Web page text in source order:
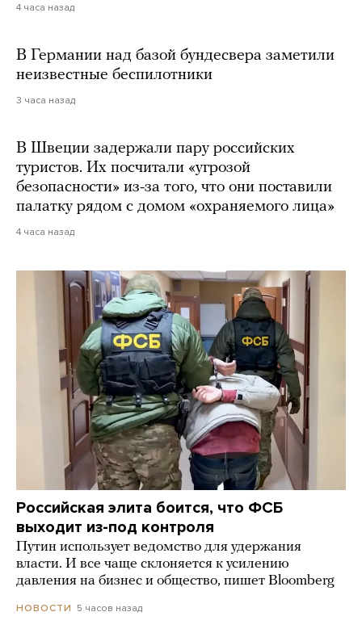
4 часа назад
В Германии над базой бундесвера заметили
неизвестные беспилотники
3 часа назад
В Швеции задержали пару российских
туристов. Их посчитали «угрозой
безопасности» из-за того, что они поставили
палатку рядом с домом «охраняемого лица»
4 часа назад
Российская элита боится, что ФСБ
выходит из-под контроля
Путин использует ведомство для удержания
власти. И все чаще склоняется к усилению
давления на бизнес и общество, пишет Bloomberg
НОВОСТИ 5 часов назад